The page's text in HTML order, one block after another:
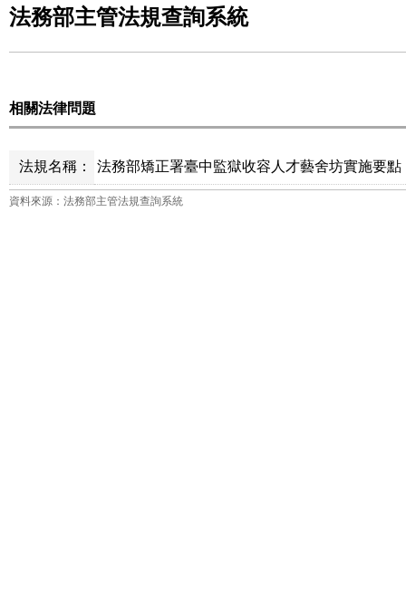
法務部主管法規查詢系統
相關法律問題
法規名稱： 法務部矯正署臺中監獄收容人才藝舍坊實施要點
資料來源：法務部主管法規查詢系統